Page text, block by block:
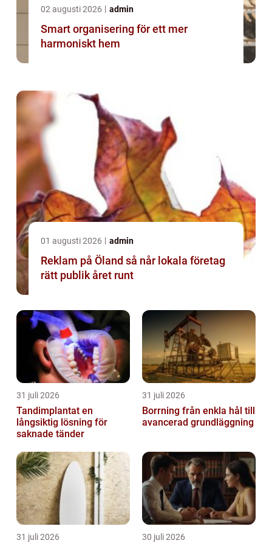
02 augusti 2026 admin
Smart organisering för ett mer
harmoniskt hem
01 augusti 2026 admin
Reklam på Öland så når lokala företag
rätt publik året runt
31 juli 2026
Tandimplantat en
långsiktig lösning för
saknade tänder
31 juli 2026
Borrning från enkla hål till
avancerad grundläggning
31 juli 2026 30 juli 2026